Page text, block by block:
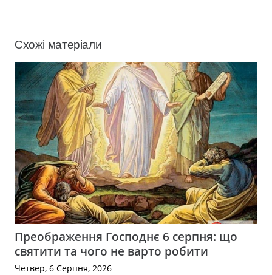
Схожі матеріали
Преображення Господнє 6 серпня: що
святити та чого не варто робити
Четвер, 6 Серпня, 2026